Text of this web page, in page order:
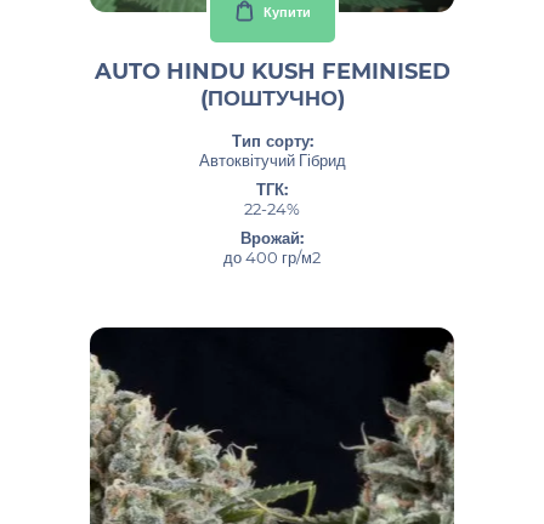
Купити
AUTO HINDU KUSH FEMINISED
(ПОШТУЧНО)
Тип сорту:
Автоквітучий Гібрид
ТГК:
22-24%
Врожай:
до 400 гр/м2